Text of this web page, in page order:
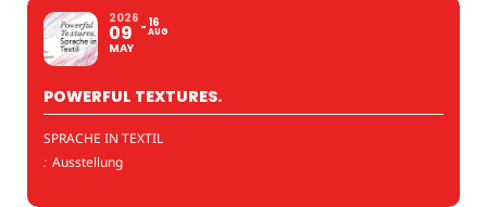
2026
09
MAY
16
AUG
POWERFUL TEXTURES.
SPRACHE IN TEXTIL
: Ausstellung